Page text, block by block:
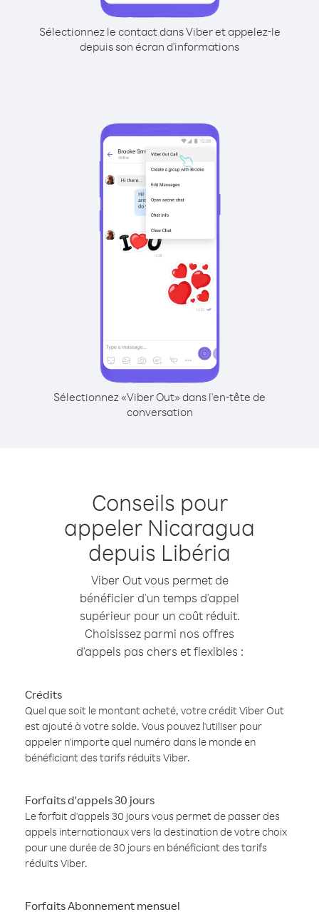
Sélectionnez le contact dans Viber et appelez-le
depuis son écran d'informations
Sélectionnez «Viber Out» dans l'en-tête de
conversation
Conseils pour
appeler Nicaragua
depuis Libéria
Viber Out vous permet de
bénéficier d'un temps d'appel
supérieur pour un coût réduit.
Choisissez parmi nos offres
d'appels pas chers et flexibles :
Crédits
Quel que soit le montant acheté, votre crédit Viber Out
est ajouté à votre solde. Vous pouvez l'utiliser pour
appeler n'importe quel numéro dans le monde en
bénéficiant des tarifs réduits Viber.
Forfaits d'appels 30 jours
Le forfait d'appels 30 jours vous permet de passer des
appels internationaux vers la destination de votre choix
pour une durée de 30 jours en bénéficiant des tarifs
réduits Viber.
Forfaits Abonnement mensuel